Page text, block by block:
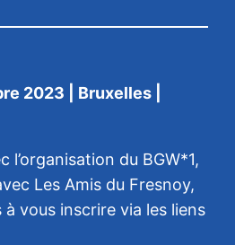
2023 | Bruxelles |
l’organisation du BGW*1,
Les Amis du Fresnoy,
vous inscrire via les liens